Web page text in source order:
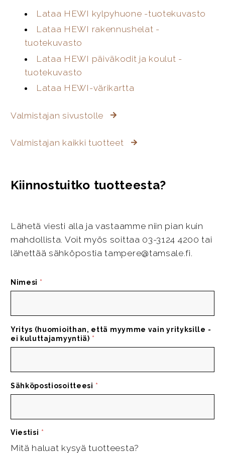
Lataa HEWI kylpyhuone -tuotekuvasto
Lataa HEWI rakennushelat -
tuotekuvasto
Lataa HEWI päiväkodit ja koulut -
tuotekuvasto
Lataa HEWI-värikartta
Valmistajan sivustolle
Valmistajan kaikki tuotteet
Kiinnostuitko tuotteesta?
Lähetä viesti alla ja vastaamme niin pian kuin
mahdollista. Voit myös soittaa 03-3124 4200 tai
lähettää sähköpostia tampere@tamsale.fi.
Nimesi *
Yritys (huomioithan, että myymme vain yrityksille -
ei kuluttajamyyntiä) *
Sähköpostiosoitteesi *
Viestisi *
Mitä haluat kysyä tuotteesta?